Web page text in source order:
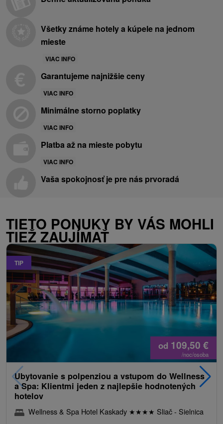
Všetky známe hotely a kúpele na jednom
mieste
VIAC INFO
Garantujeme najnižšie ceny
VIAC INFO
Minimálne storno poplatky
VIAC INFO
Platba až na mieste pobytu
VIAC INFO
Vaša spokojnosť je pre nás prvoradá
TIETO PONUKY BY VÁS MOHLI
TIEŽ ZAUJÍMAŤ
TIP
od 109,50 €
/noc/osoba
Ubytovanie s polpenziou a vstupom do Wellness
a Spa: Klientmi jeden z najlepšie hodnotených
hotelov
Wellness & Spa Hotel Kaskady ★★★★ Sliač - Sielnica